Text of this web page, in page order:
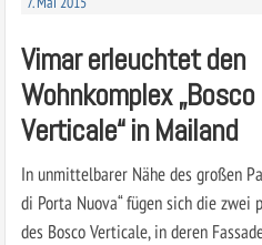
Vimar erleuchtet den
Wohnkomplex „Bosco
Verticale“ in Mailand
In unmittelbarer Nähe des großen
di Porta Nuova“ fügen sich die
des Bosco Verticale, in deren